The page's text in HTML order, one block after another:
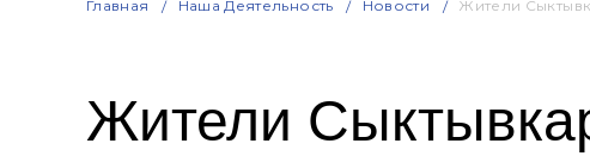
Главная Наша Деятельность Новости Жители
Жители